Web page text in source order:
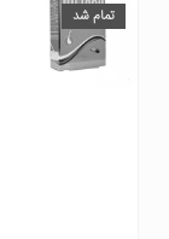
تمام شد